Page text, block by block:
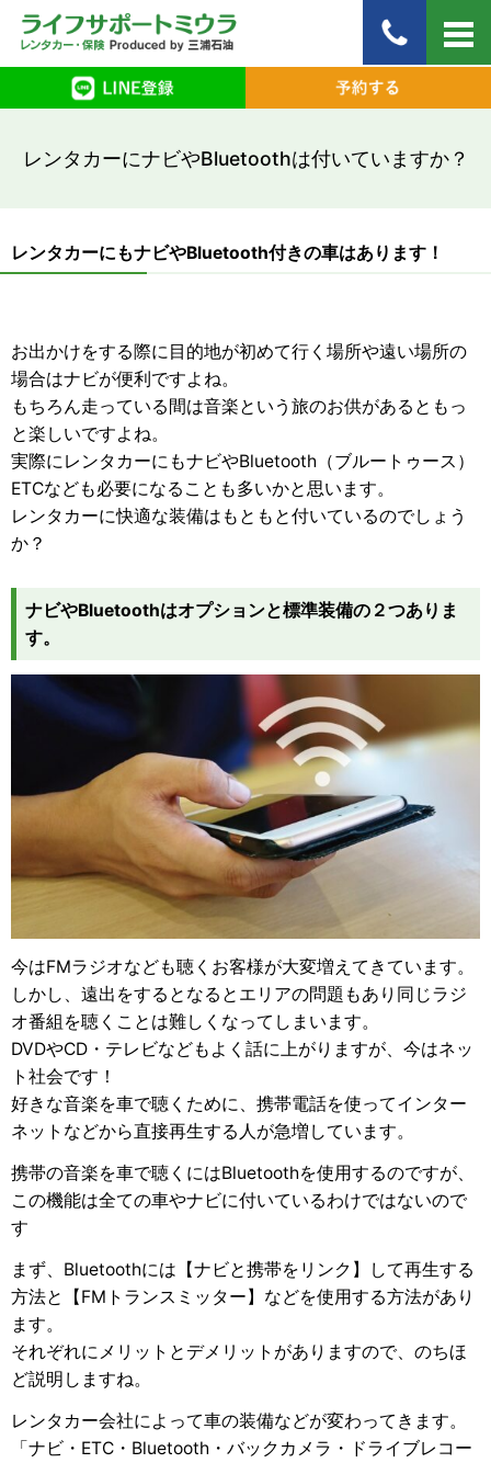
レンタカーにナビやBluetoothは付いていますか？
レンタカーにもナビやBluetooth付きの車はあります！
お出かけをする際に目的地が初めて行く場所や遠い場所の
場合はナビが便利ですよね。
もちろん走っている間は音楽という旅のお供があるともっ
と楽しいですよね。
実際にレンタカーにもナビやBluetooth（ブルートゥース）
ETCなども必要になることも多いかと思います。
レンタカーに快適な装備はもともと付いているのでしょう
か？
ナビやBluetoothはオプションと標準装備の２つありま
す。
今はFMラジオなども聴くお客様が大変増えてきています。
しかし、遠出をするとなるとエリアの問題もあり同じラジ
オ番組を聴くことは難しくなってしまいます。
DVDやCD・テレビなどもよく話に上がりますが、今はネッ
ト社会です！
好きな音楽を車で聴くために、携帯電話を使ってインター
ネットなどから直接再生する人が急増しています。
携帯の音楽を車で聴くにはBluetoothを使用するのですが、
この機能は全ての車やナビに付いているわけではないので
す
まず、Bluetoothには【ナビと携帯をリンク】して再生する
方法と【FMトランスミッター】などを使用する方法があり
ます。
それぞれにメリットとデメリットがありますので、のちほ
ど説明しますね。
レンタカー会社によって車の装備などが変わってきます。
「ナビ・ETC・Bluetooth・バックカメラ・ドライブレコー